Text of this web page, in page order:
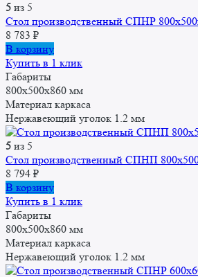
5 из 5
Стол производственный СПНР
8 783 ₽
В корзину
Купить в 1 клик
Габариты
800x500x860 мм
Материал каркаса
Нержавеющий уголок 1.2 мм
5 из 5
Стол производственный СПНП
8 794 ₽
В корзину
Купить в 1 клик
Габариты
800x500x860 мм
Материал каркаса
Нержавеющий уголок 1.2 мм